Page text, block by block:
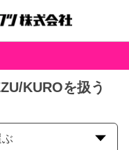
KUROを扱う